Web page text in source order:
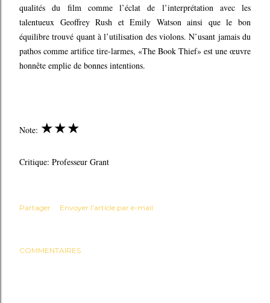
qualités du film comme l’éclat de l’interprétation avec les
talentueux Geoffrey Rush et Emily Watson ainsi que le bon
équilibre trouvé quant à l’utilisation des violons. N’usant jamais du
pathos comme artifice tire-larmes, «The Book Thief» est une œuvre
honnête emplie de bonnes intentions.
Note: ★★★
Critique: Professeur Grant
Partager Envoyer l'article par e-mail
COMMENTAIRES